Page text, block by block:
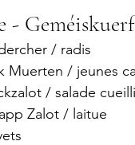
-
/ radis
Muerten / jeunes
/ salade
Zalot / laitue